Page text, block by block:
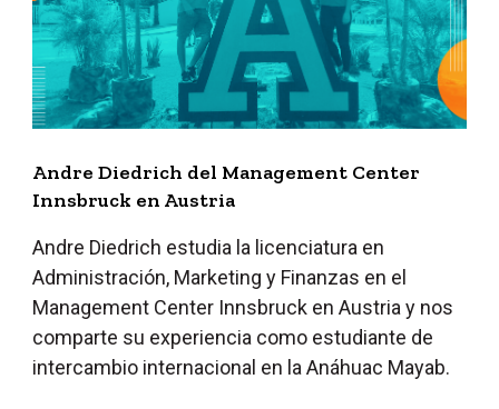
Andre Diedrich del Management Center
Innsbruck en Austria
Andre Diedrich estudia la licenciatura en
Administración, Marketing y Finanzas en el
Management Center Innsbruck en Austria y nos
comparte su experiencia como estudiante de
intercambio internacional en la Anáhuac Mayab.